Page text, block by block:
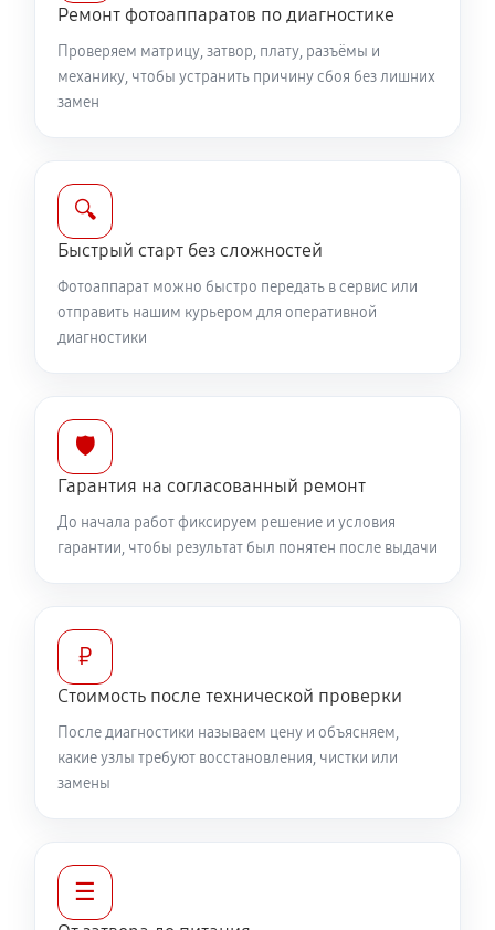
Юстировка фотоаппарата Canon EOS M6 Mark II
Комплексная чистка фотоаппарата Canon EOS M6
Mark II
3150 руб 60 минут
Программный ремонт фотоаппарата Canon EOS M6
Mark II
Ремонт фотоаппаратов по диагностике
Проверяем матрицу, затвор, плату, разъёмы и
механику, чтобы устранить причину сбоя без лишних
замен
🔍
Быстрый старт без сложностей
Фотоаппарат можно быстро передать в сервис или
отправить нашим курьером для оперативной
диагностики
🛡️
Гарантия на согласованный ремонт
До начала работ фиксируем решение и условия
гарантии, чтобы результат был понятен после выдачи
₽
Стоимость после технической проверки
После диагностики называем цену и объясняем,
какие узлы требуют восстановления, чистки или
замены
☰